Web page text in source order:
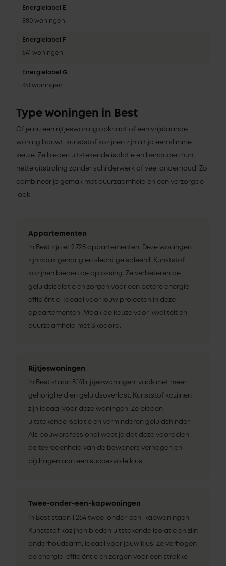
Energielabel E
880 woningen
Energielabel F
641 woningen
Energielabel G
351 woningen
Type woningen in Best
Of je nu een rijtjeswoning opknapt of een vrijstaande
woning bouwt, kunststof kozijnen zijn altijd een slimme
keuze. Ze bieden uitstekende isolatie en behouden hun
nette uitstraling zonder schilderwerk of veel onderhoud. Zo
combineer je gemak met duurzaamheid en een verzorgde
look.
Appartementen
In Best zijn er 2.728 appartementen. Deze woningen
zijn vaak gehorig en slecht geïsoleerd. Kunststof
kozijnen bieden de oplossing. Ze verbeteren de
geluidsisolatie en zorgen voor een betere energie-
efficiëntie. Ideaal voor jouw projecten in deze
appartementen. Maak de keuze voor kwaliteit en
duurzaamheid met Skodora.
Rijtjeswoningen
In Best staan 8.141 rijtjeswoningen, vaak met meer
gehorigheid en geluidsoverlast. Kunststof kozijnen
zijn ideaal voor deze woningen. Ze bieden
uitstekende isolatie en verminderen geluidshinder.
Als bouwprofessional weet je dat deze voordelen
de tevredenheid van de bewoners verhogen en
bijdragen aan een succesvolle klus.
Twee-onder-een-kapwoningen
In Best staan 1.264 twee-onder-een-kapwoningen.
Kunststof kozijnen bieden uitstekende isolatie en zijn
onderhoudsarm, ideaal voor jouw klus. Ze verhogen
de energie-efficiëntie en zorgen voor een strakke